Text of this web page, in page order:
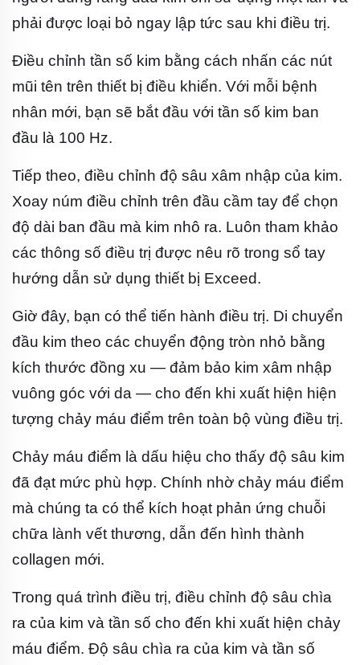
phải được loại bỏ ngay lập tức sau khi điều trị.
Điều chỉnh tần số kim bằng cách nhấn các nút
mũi tên trên thiết bị điều khiển. Với mỗi bệnh
nhân mới, bạn sẽ bắt đầu với tần số kim ban
đầu là 100 Hz.
Tiếp theo, điều chỉnh độ sâu xâm nhập của kim.
Xoay núm điều chỉnh trên đầu cầm tay để chọn
độ dài ban đầu mà kim nhô ra. Luôn tham khảo
các thông số điều trị được nêu rõ trong sổ tay
hướng dẫn sử dụng thiết bị Exceed.
Giờ đây, bạn có thể tiến hành điều trị. Di chuyển
đầu kim theo các chuyển động tròn nhỏ bằng
kích thước đồng xu — đảm bảo kim xâm nhập
vuông góc với da — cho đến khi xuất hiện hiện
tượng chảy máu điểm trên toàn bộ vùng điều trị.
Chảy máu điểm là dấu hiệu cho thấy độ sâu kim
đã đạt mức phù hợp. Chính nhờ chảy máu điểm
mà chúng ta có thể kích hoạt phản ứng chuỗi
chữa lành vết thương, dẫn đến hình thành
collagen mới.
Trong quá trình điều trị, điều chỉnh độ sâu chìa
ra của kim và tần số cho đến khi xuất hiện chảy
máu điểm. Độ sâu chìa ra của kim và tần số